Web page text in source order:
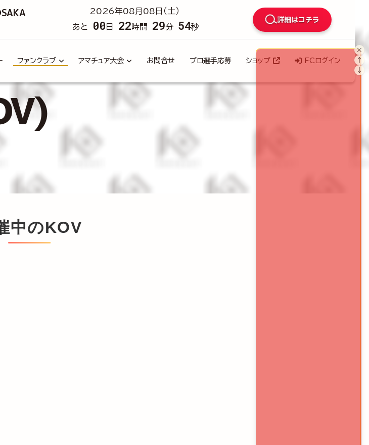
2026年08月08日（土）
あと
00 日 22時間 29分 52秒
詳細はコチラ
ファンクラブ アマチュア大会 お問合せ プロ選手応募 ショップ FCログイン
中のKOV
×
↑
↓